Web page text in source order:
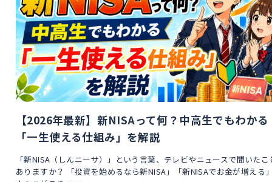
【2026年最新】新NISAって何？中高生でもわかる
「一生使える仕組み」を解説
「新NISA（しんニーサ）」という言葉、テレビやニュースで聞いたこ
ありますか？ 「投資を始めるなら新NISA」「新NISAでお金が増える